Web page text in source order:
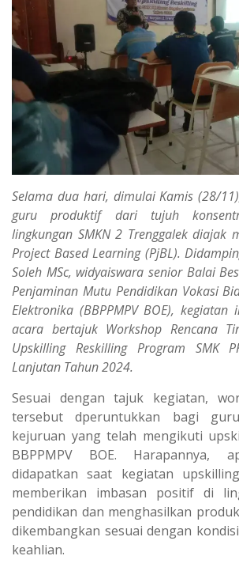
Selama dua hari, dimulai Kamis (28/
guru produktif dari tujuh
lingkungan SMKN 2 Trenggalek diajak
Project Based Learning (PjBL).
Soleh MSc, widyaiswara senior Balai
Penjaminan Mutu Pendidikan Vokasi
Elektronika (BBPPMPV BOE),
acara bertajuk Workshop Rencana
Upskilling Reskilling Program SMK
Lanjutan Tahun 2024.
Sesuai dengan tajuk kegiatan,
tersebut dperuntukkan bagi
kejuruan yang telah mengikuti
BBPPMPV BOE. Harapannya,
didapatkan saat kegiatan
memberikan imbasan positif di
pendidikan dan menghasilkan
dikembangkan sesuai dengan
keahlian.